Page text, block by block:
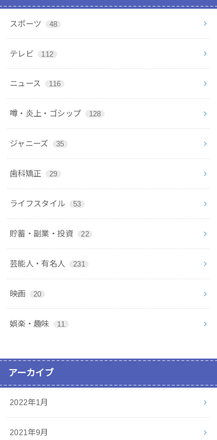
スポーツ 48
テレビ 112
ニュース 116
噂・炎上・ゴシップ 128
ジャニーズ 35
歯科矯正 29
ライフスタイル 53
貯蓄・副業・投資 22
芸能人・有名人 231
映画 20
娯楽・趣味 11
アーカイブ
2022年1月
2021年9月